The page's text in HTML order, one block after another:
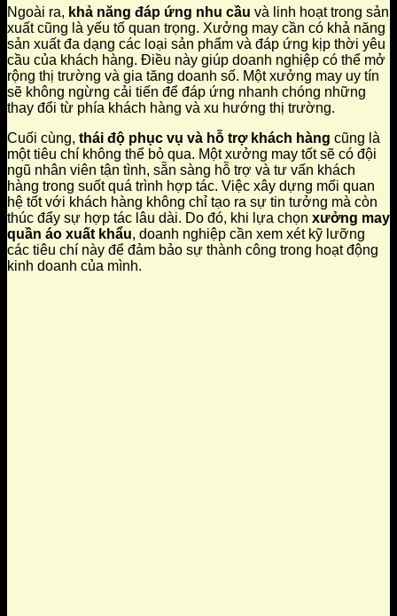
Ngoài ra, khả năng đáp ứng nhu cầu và linh hoạt trong sản
xuất cũng là yếu tố quan trọng. Xưởng may cần có khả năng
sản xuất đa dạng các loại sản phẩm và đáp ứng kịp thời yêu
cầu của khách hàng. Điều này giúp doanh nghiệp có thể mở
rộng thị trường và gia tăng doanh số. Một xưởng may uy tín
sẽ không ngừng cải tiến để đáp ứng nhanh chóng những
thay đổi từ phía khách hàng và xu hướng thị trường.
Cuối cùng, thái độ phục vụ và hỗ trợ khách hàng cũng là
một tiêu chí không thể bỏ qua. Một xưởng may tốt sẽ có đội
ngũ nhân viên tận tình, sẵn sàng hỗ trợ và tư vấn khách
hàng trong suốt quá trình hợp tác. Việc xây dựng mối quan
hệ tốt với khách hàng không chỉ tạo ra sự tin tưởng mà còn
thúc đẩy sự hợp tác lâu dài. Do đó, khi lựa chọn xưởng may
quần áo xuất khẩu, doanh nghiệp cần xem xét kỹ lưỡng
các tiêu chí này để đảm bảo sự thành công trong hoạt động
kinh doanh của mình.